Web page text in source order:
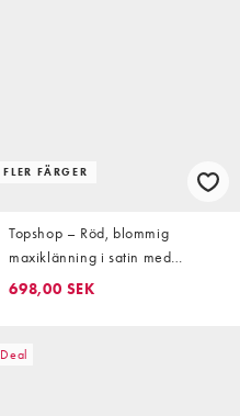
FLER FÄRGER
Topshop – Röd, blommig
maxiklänning i satin med
tvinnade axelband
698,00 SEK
Deal